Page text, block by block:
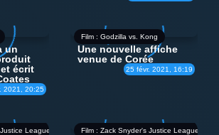
2021, 20:25
un
écrit
Film : Godzilla vs. Kong
25 févr. 2021, 16:19
Une nouvelle affiche
venue de Corée
League Film : Zack Snyder's Justice League